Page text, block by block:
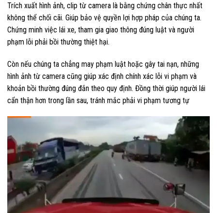
Trích xuất hình ảnh, clip từ camera là bằng chứng chân thực nhất
không thể chối cãi. Giúp bảo vệ quyền lợi hợp pháp của chúng ta.
Chứng minh việc lái xe, tham gia giao thông đúng luật và người
phạm lỗi phải bồi thường thiệt hại.
Còn nếu chúng ta chẳng may phạm luật hoặc gây tai nạn, những
hình ảnh từ camera cũng giúp xác định chính xác lỗi vi phạm và
khoản bồi thường đúng đắn theo quy định. Đồng thời giúp người lái
cẩn thận hơn trong lần sau, tránh mắc phải vi phạm tương tự